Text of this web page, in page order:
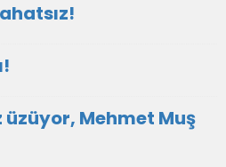
üzüyor, Mehmet Muş